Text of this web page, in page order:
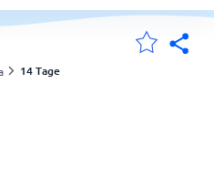
14 Tage